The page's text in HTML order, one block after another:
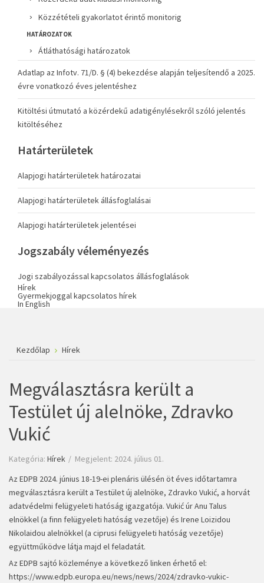
Közzétételi gyakorlatot érintő monitorig
HATÁROZATOK
Átláthatósági határozatok
Adatlap az Infotv. 71/D. § (4) bekezdése alapján teljesítendő a 2025.
évre vonatkozó éves jelentéshez
Kitöltési útmutató a közérdekű adatigénylésekről szóló jelentés
kitöltéséhez
Határterületek
Alapjogi határterületek határozatai
Alapjogi határterületek állásfoglalásai
Alapjogi határterületek jelentései
Jogszabály véleményezés
Jogi szabályozással kapcsolatos állásfoglalások
Hírek
Gyermekjoggal kapcsolatos hírek
In English
Kezdőlap Hírek
Megválasztásra került a
Testület új alelnöke, Zdravko
Vukić
Kategória: Hírek
Megjelent: 2024. július 01.
Az EDPB 2024. június 18-19-ei plenáris ülésén öt éves időtartamra
megválasztásra került a Testület új alelnöke, Zdravko Vukić, a horvát
adatvédelmi felügyeleti hatóság igazgatója. Vukić úr Anu Talus
elnökkel (a finn felügyeleti hatóság vezetője) és Irene Loizidou
Nikolaidou alelnökkel (a ciprusi felügyeleti hatóság vezetője)
együttműködve látja majd el feladatát.
Az EDPB sajtó közleménye a következő linken érhető el:
https://www.edpb.europa.eu/news/news/2024/zdravko-vukic-